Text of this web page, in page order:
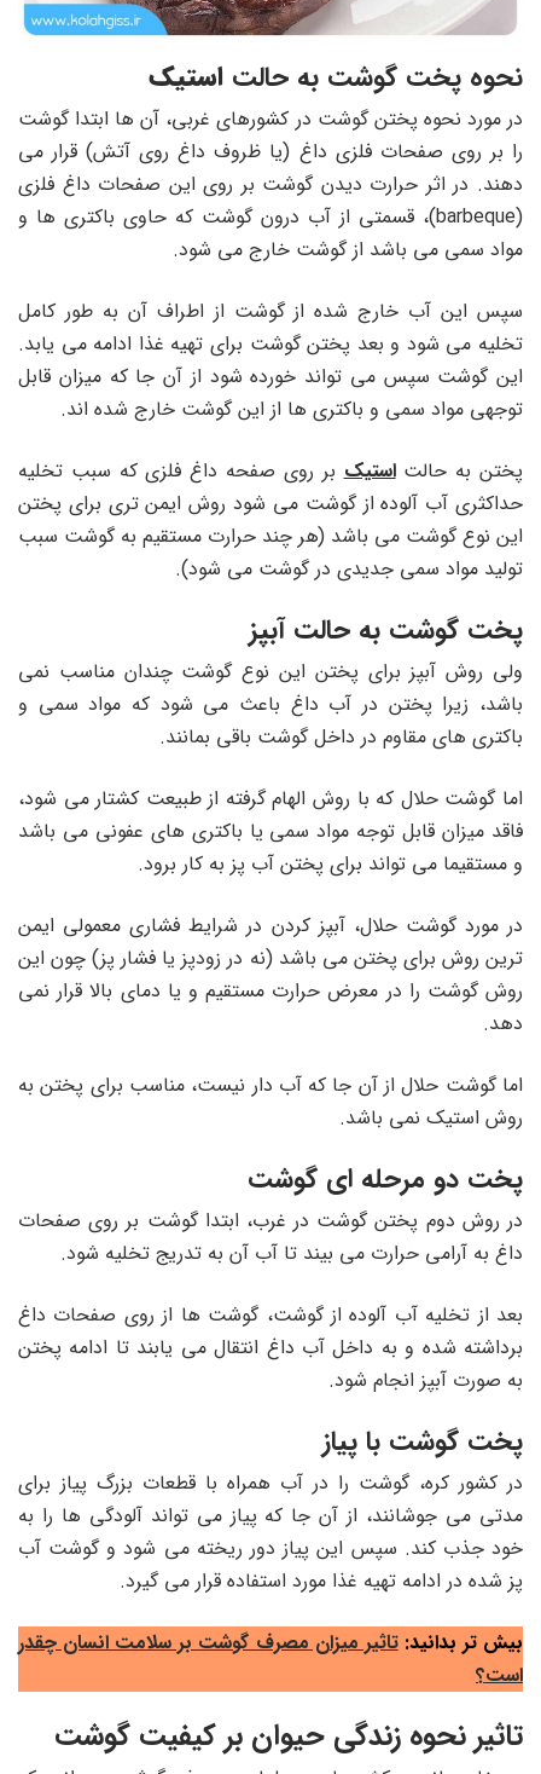
نحوه پخت گوشت به حالت استیک
در مورد نحوه پختن گوشت در کشورهای غربی، آن ها ابتدا گوشت
را بر روی صفحات فلزی داغ (یا ظروف داغ روی آتش) قرار می
دهند. در اثر حرارت دیدن گوشت بر روی این صفحات داغ فلزی
(
barbeque)، قسمتی از آب درون گوشت که حاوی باکتری ها و
مواد سمی می باشد از گوشت خارج می شود.
سپس این آب خارج شده از گوشت از اطراف آن به طور کامل
تخلیه می شود و بعد پختن گوشت برای تهیه غذا ادامه می یابد.
این گوشت سپس می تواند خورده شود از آن جا که میزان قابل
توجهی مواد سمی و باکتری ها از این گوشت خارج شده اند.
پختن به حالتاستیکبر روی صفحه داغ فلزی که سبب تخلیه
حداکثری آب آلوده از گوشت می شود روش ایمن تری برای پختن
این نوع گوشت می باشد (هر چند حرارت مستقیم به گوشت سبب
تولید مواد سمی جدیدی در گوشت می شود).
پخت گوشت به حالت آبپز
ولی روش آبپز برای پختن این نوع گوشت چندان مناسب نمی
باشد، زیرا پختن در آب داغ باعث می شود که مواد سمی و
باکتری های مقاوم در داخل گوشت باقی بمانند.
اما گوشت حلال که با روش الهام گرفته از طبیعت کشتار می شود،
فاقد میزان قابل توجه مواد سمی یا باکتری های عفونی می باشد
و مستقیما می تواند برای پختن آب پز به کار برود.
در مورد گوشت حلال، آبپز کردن در شرایط فشاری معمولی ایمن
ترین روش برای پختن می باشد (نه در زودپز یا فشار پز) چون این
روش گوشت را در معرض حرارت مستقیم و یا دمای بالا قرار نمی
دهد.
اما گوشت حلال از آن جا که آب دار نیست، مناسب برای پختن به
روش استیک نمی باشد.
پخت دو مرحله ای گوشت
در روش دوم پختن گوشت در غرب، ابتدا گوشت بر روی صفحات
داغ به آرامی حرارت می بیند تا آب آن به تدریج تخلیه شود.
بعد از تخلیه آب آلوده از گوشت، گوشت ها از روی صفحات داغ
برداشته شده و به داخل آب داغ انتقال می یابند تا ادامه پختن
به صورت آبپز انجام شود.
پخت گوشت با پیاز
در کشور کره، گوشت را در آب همراه با قطعات بزرگ پیاز برای
مدتی می جوشانند، از آن جا که پیاز می تواند آلودگی ها را به
خود جذب کند. سپس این پیاز دور ریخته می شود و گوشت آب
پز شده در ادامه تهیه غذا مورد استفاده قرار می گیرد.
بیش تر بدانید:تاثیر میزان مصرف گوشت بر سلامت انسان چقدر
است؟
تاثیر نحوه زندگی حیوان بر کیفیت گوشت